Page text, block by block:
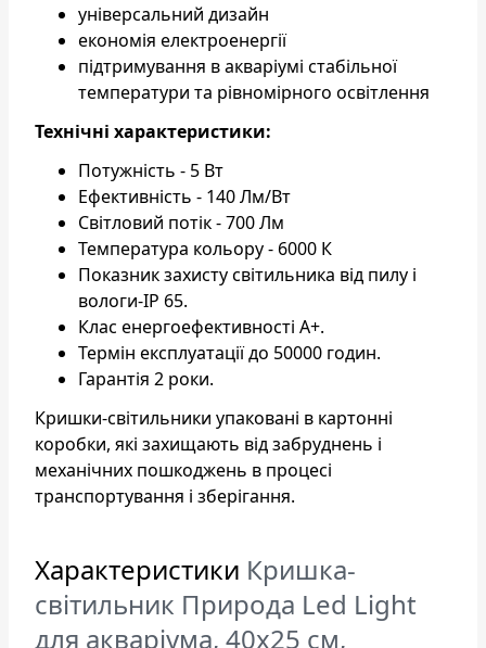
універсальний дизайн
економія електроенергії
підтримування в акваріумі стабільної
температури та рівномірного освітлення
Технічні характеристики:
Потужність - 5 Вт
Ефективність - 140 Лм/Вт
Світловий потік - 700 Лм
Температура кольору - 6000 К
Показник захисту світильника від пилу і
вологи-IP 65.
Клас енергоефективності А+.
Термін експлуатації до 50000 годин.
Гарантія 2 роки.
Кришки-світильники упаковані в картонні
коробки, які захищають від забруднень і
механічних пошкоджень в процесі
транспортування і зберігання.
Характеристики Кришка-
світильник Природа Led Light
для акваріума, 40х25 см,